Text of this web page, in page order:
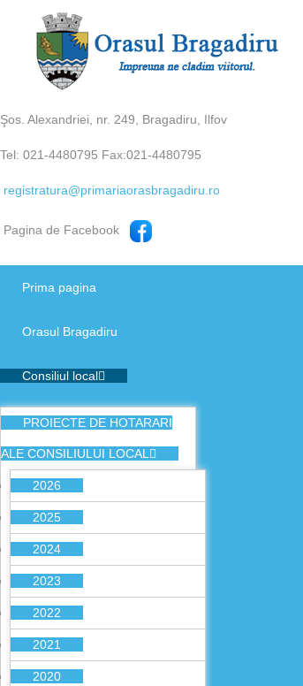
Şos. Alexandriei, nr. 249, Bragadiru, Ilfov
Tel: 021-4480795 Fax:021-4480795
registratura@primariaorasbragadiru.ro
Pagina de Facebook
Prima pagina
Orasul Bragadiru
Consiliul local
PROIECTE DE HOTARARI
ALE CONSILIULUI LOCAL
2026
2025
2024
2023
2022
2021
2020